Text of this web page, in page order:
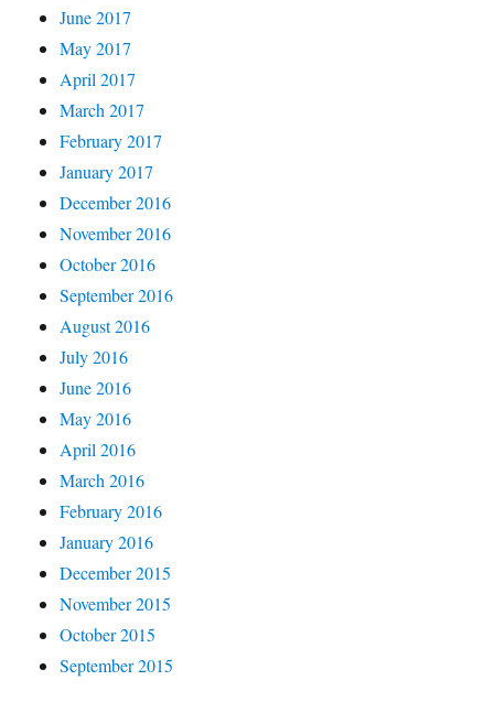
June 2017
May 2017
April 2017
March 2017
February 2017
January 2017
December 2016
November 2016
October 2016
September 2016
August 2016
July 2016
June 2016
May 2016
April 2016
March 2016
February 2016
January 2016
December 2015
November 2015
October 2015
September 2015